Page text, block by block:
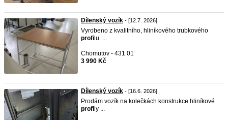
Dílenský vozík - [12.7. 2026]
Vyrobeno z kvalitního, hliníkového trubkového
profi lu. ...
Chomutov - 431 01
3 990 Kč
Dílenský vozík - [16.6. 2026]
Prodám vozík na kolečkách konstrukce hliníkové
profi ly ...